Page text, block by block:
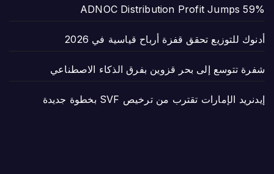
ADNOC Distribution Profit Jumps 59%
أدنوك للتوزيع تحقق قفزة أرباح قياسية في 2026
شفرة تتوسع إلى بحر قزوين بفرق الذكاء الاصطناعي
إيدنريد الإمارات تقترب من ترخيص SVF بخطوة جديدة